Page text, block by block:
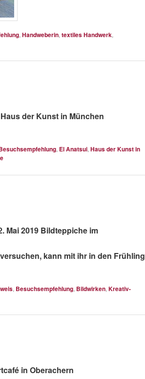
, Handweberin, textiles Handwerk,
der Kunst in München
, El Anatsui, Haus der Kunst in
Mai 2019 Bildteppiche im
kann mit ihr in den Frühling
, Besuchsempfehlung, Bildwirken, Kreativ-
in Oberachern